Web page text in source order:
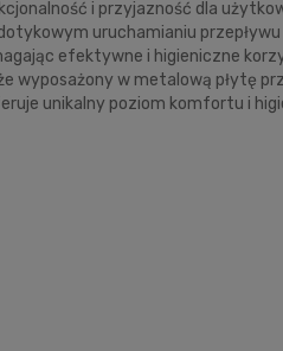
i przyjazność dla
uruchamianiu
efektywne i higieniczne
w metalową płytę
unikalny poziom komfortu i